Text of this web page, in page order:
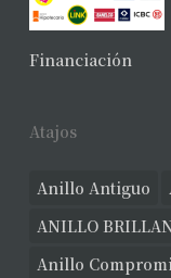
Financiación
Atajos
Anillo Antiguo
ANILLO
Anillo